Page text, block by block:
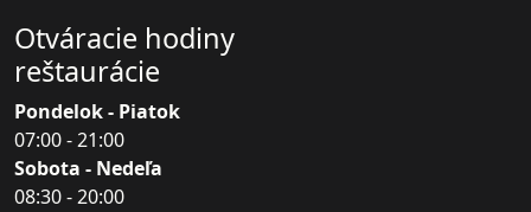
Otváracie hodiny
reštaurácie
Pondelok - Piatok
07:00 - 21:00
Sobota - Nedeľa
08:30 - 20:00